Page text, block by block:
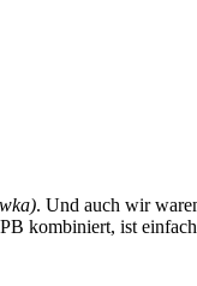
. Und auch wir
kombiniert, ist